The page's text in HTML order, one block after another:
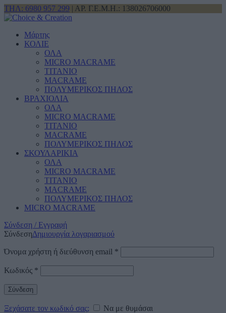
ΤΗΛ: 6980 957 299 | ΑΡ. Γ.Ε.Μ.Η.: 138026706000
Μάρτης
ΚΟΛΙΕ
ΟΛΑ
MICRO MACRAME
ΤΙΤΑΝΙΟ
MACRAME
ΠΟΛΥΜΕΡΙΚΟΣ ΠΗΛΟΣ
ΒΡΑΧΙΟΛΙΑ
ΟΛΑ
MICRO MACRAME
ΤΙΤΑΝΙΟ
MACRAME
ΠΟΛΥΜΕΡΙΚΟΣ ΠΗΛΟΣ
ΣΚΟΥΛΑΡΙΚΙΑ
ΟΛΑ
MICRO MACRAME
ΤΙΤΑΝΙΟ
MACRAME
ΠΟΛΥΜΕΡΙΚΟΣ ΠΗΛΟΣ
MICRO MACRAME
Σύνδεση / Εγγραφή
ΣύνδεσηΔημιουργία λογαριασμού
Όνομα χρήστη ή διεύθυνση email *
Κωδικός *
Σύνδεση
Ξεχάσατε τον κωδικό σας;
Να με θυμάσαι